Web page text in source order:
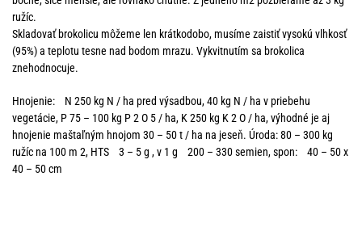
ružíc.
Skladovať brokolicu môžeme len krátkodobo, musíme zaistiť vysokú vlhkosť
(95%) a teplotu tesne nad bodom mrazu. Vykvitnutím sa brokolica
znehodnocuje.
Hnojenie: N 250 kg N / ha pred výsadbou, 40 kg N / ha v priebehu
vegetácie, P 75 – 100 kg P 2 O 5 / ha, K 250 kg K 2 O / ha, výhodné je aj
hnojenie maštaľným hnojom 30 – 50 t / ha na jeseň. Úroda: 80 – 300 kg
ružíc na 100 m 2, HTS 3 – 5 g , v 1 g 200 – 330 semien, spon: 40 – 50 x
40 – 50 cm